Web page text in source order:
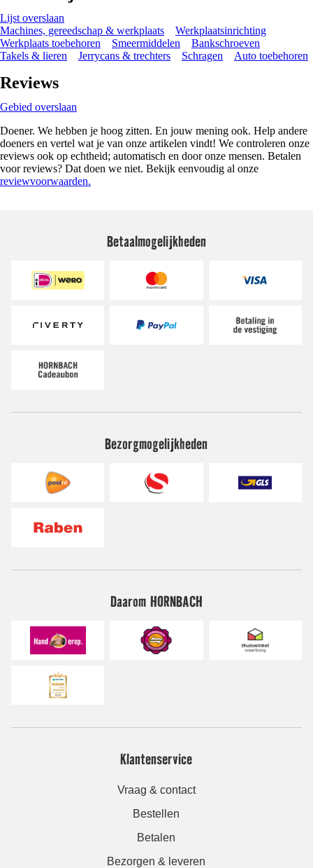
Lijst overslaan
Machines, gereedschap & werkplaats
Werkplaatsinrichting
Werkplaats toebehoren
Smeermiddelen
Bankschroeven
Takels & lieren
Jerrycans & trechters Schragen Auto toebehoren
Reviews
Gebied overslaan
Doener. We hebben je hoog zitten. En jouw mening ook. Help andere
doeners en vertel wat je van onze artikelen vindt! We controleren onze
reviews ook op echtheid; automatisch en door onze mensen. Betalen
voor reviews? Dat doen we niet. Bekijk eenvoudig al onze
reviewvoorwaarden.
Betaalmogelijkheden
Bezorgmogelijkheden
Daarom HORNBACH
Klantenservice
Vraag & contact
Bestellen
Betalen
Bezorgen & leveren